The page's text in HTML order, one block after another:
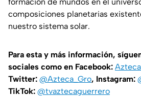
composiciones planetarias
nuestro sistema solar.
Para esta y más información,
sociales como en Facebook:
Twitter: @Azteca_Gro, Instagram:
TikTok: @tvaztecaguerrero